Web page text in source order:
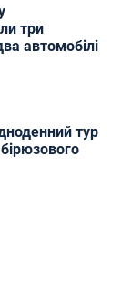
три
автомобілі
тур